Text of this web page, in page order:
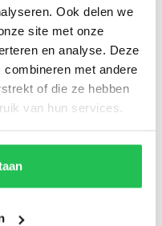
Ook delen we
site met onze
en analyse. Deze
met andere
of die ze hebben
van hun services.